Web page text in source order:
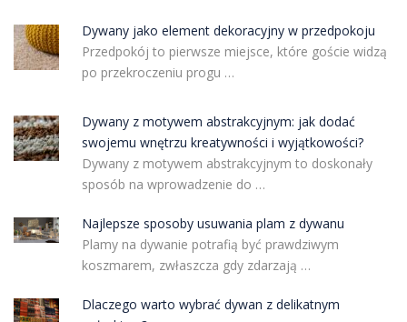
Dywany jako element dekoracyjny w przedpokoju
Przedpokój to pierwsze miejsce, które goście widzą
po przekroczeniu progu …
Dywany z motywem abstrakcyjnym: jak dodać
swojemu wnętrzu kreatywności i wyjątkowości?
Dywany z motywem abstrakcyjnym to doskonały
sposób na wprowadzenie do …
Najlepsze sposoby usuwania plam z dywanu
Plamy na dywanie potrafią być prawdziwym
koszmarem, zwłaszcza gdy zdarzają …
Dlaczego warto wybrać dywan z delikatnym